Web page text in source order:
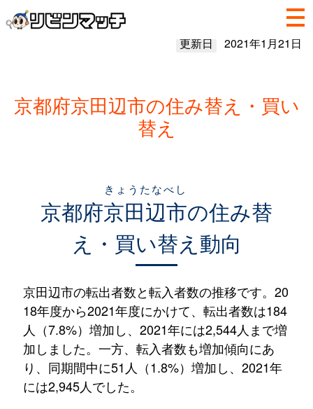
更新日 2021年1月21日
京都府京田辺市の住み替え・買い
替え
京都府京田辺市
きょうたなべし
の住み替
え・買い替え動向
京田辺市の転出者数と転入者数の推移です。20
18年度から2021年度にかけて、転出者数は184
人（7.8%）増加し、2021年には2,544人まで増
加しました。一方、転入者数も増加傾向にあ
り、同期間中に51人（1.8%）増加し、2021年
には2,945人でした。